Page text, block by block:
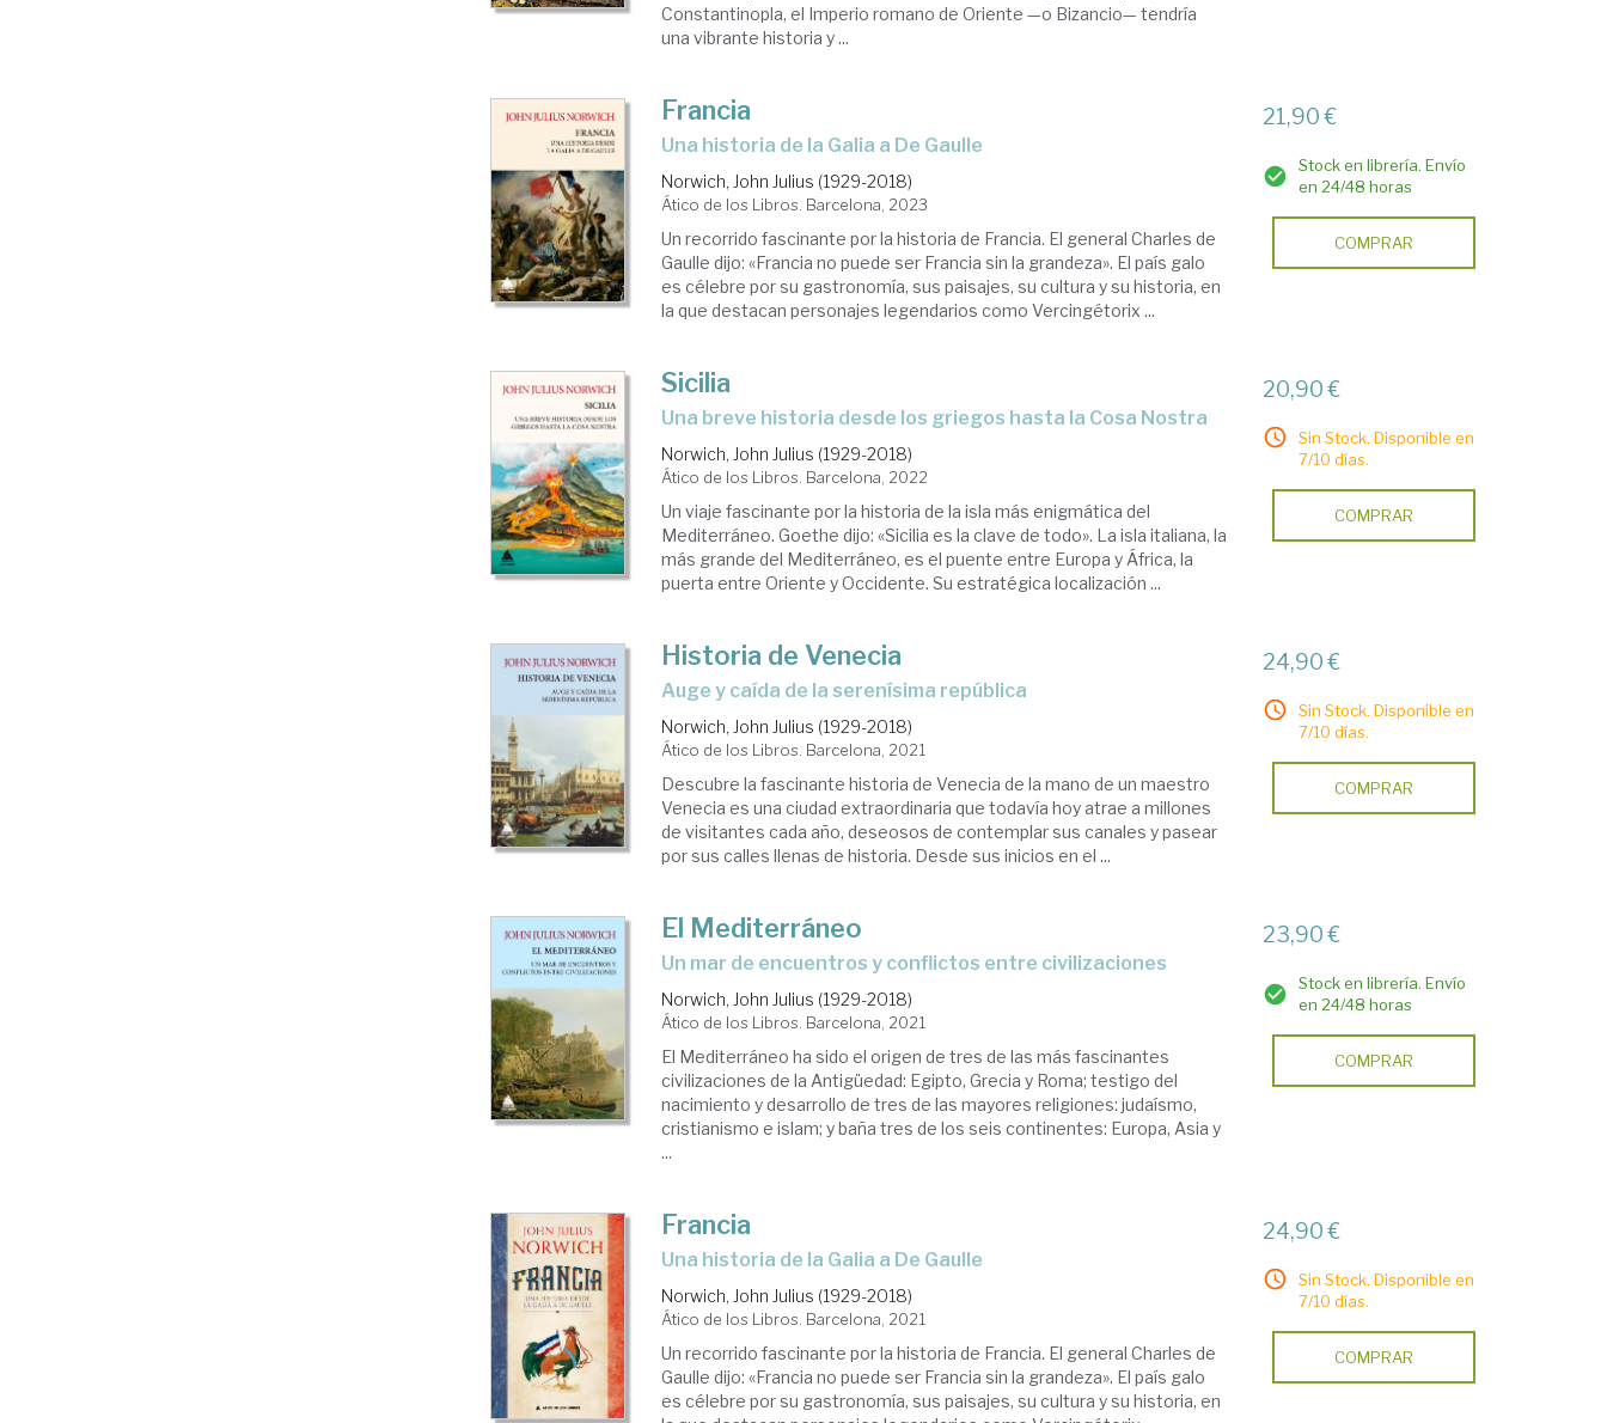
Constantinopla, el Imperio romano de Oriente —o Bizancio— tendría
una vibrante historia y ...
Francia
una historia de la Galia a De Gaulle
Norwich, John Julius (1929-2018)
Ático de los Libros. Barcelona, 2023
Un recorrido fascinante por la historia de Francia. El general Charles de
Gaulle dijo: «Francia no puede ser Francia sin la grandeza». El país galo
es célebre por su gastronomía, sus paisajes, su cultura y su historia, en
la que destacan personajes legendarios como Vercingétorix ...
21,90 €
Stock en librería. Envío
en 24/48 horas
COMPRAR
Sicilia
una breve historia desde los griegos hasta la Cosa Nostra
Norwich, John Julius (1929-2018)
Ático de los Libros. Barcelona, 2022
Un viaje fascinante por la historia de la isla más enigmática del
Mediterráneo. Goethe dijo: «Sicilia es la clave de todo». La isla italiana, la
más grande del Mediterráneo, es el puente entre Europa y África, la
puerta entre Oriente y Occidente. Su estratégica localización ...
20,90 €
Sin Stock. Disponible en
7/10 días.
COMPRAR
Historia de Venecia
auge y caída de la serenísima república
Norwich, John Julius (1929-2018)
Ático de los Libros. Barcelona, 2021
Descubre la fascinante historia de Venecia de la mano de un maestro
Venecia es una ciudad extraordinaria que todavía hoy atrae a millones
de visitantes cada año, deseosos de contemplar sus canales y pasear
por sus calles llenas de historia. Desde sus inicios en el ...
24,90 €
Sin Stock. Disponible en
7/10 días.
COMPRAR
El Mediterráneo
un mar de encuentros y conflictos entre civilizaciones
Norwich, John Julius (1929-2018)
Ático de los Libros. Barcelona, 2021
El Mediterráneo ha sido el origen de tres de las más fascinantes
civilizaciones de la Antigüedad: Egipto, Grecia y Roma; testigo del
nacimiento y desarrollo de tres de las mayores religiones: judaísmo,
cristianismo e islam; y baña tres de los seis continentes: Europa, Asia y
...
23,90 €
Stock en librería. Envío
en 24/48 horas
COMPRAR
Francia
una historia de la Galia a De Gaulle
Norwich, John Julius (1929-2018)
Ático de los Libros. Barcelona, 2021
Un recorrido fascinante por la historia de Francia. El general Charles de
Gaulle dijo: «Francia no puede ser Francia sin la grandeza». El país galo
es célebre por su gastronomía, sus paisajes, su cultura y su historia, en
24,90 €
Sin Stock. Disponible en
7/10 días.
COMPRAR